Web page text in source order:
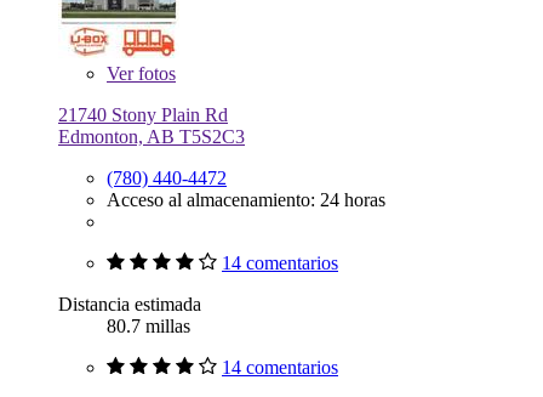
Verfotos
21740 Stony Plain Rd
Edmonton, AB T5S2C3
(780) 440-4472
Acceso al almacenamiento: 24 horas
14 comentarios
Distancia estimada
80.7 millas
14 comentarios